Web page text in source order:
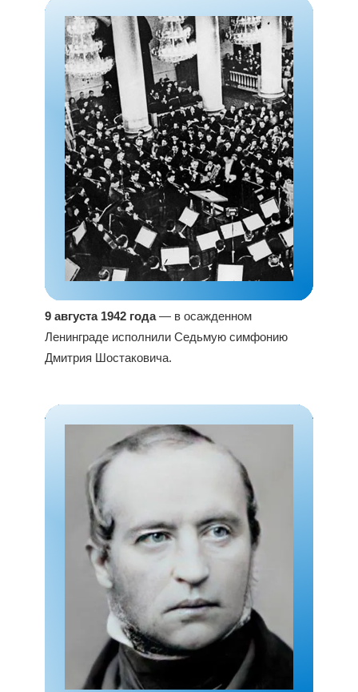
9 августа 1942 года— в осажденном
Ленинграде исполнили Седьмую симфонию
Дмитрия Шостаковича.